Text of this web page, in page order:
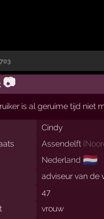
📷
is al geruime tijd niet
Cindy
Assendelft (
Nederland 🇳🇱
adviseur van de
47
vrouw